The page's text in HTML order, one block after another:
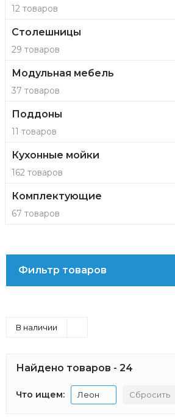
12 товаров
Столешницы
29 товаров
Модульная мебель
37 товаров
Поддоны
11 товаров
Кухонные мойки
162 товаров
Комплектующие
67 товаров
Фильтр товаров
В наличии
Найдено товаров - 24
Что ищем: Леон Сбросить